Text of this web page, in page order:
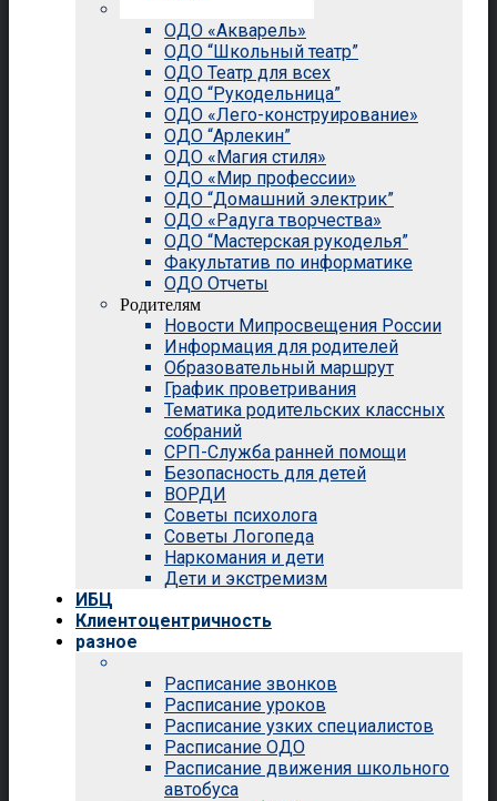
ОДО «Акварель»
ОДО “Школьный театр”
ОДО Театр для всех
ОДО “Рукодельница”
ОДО «Лего-конструирование»
ОДО “Арлекин”
ОДО «Магия стиля»
ОДО «Мир профессии»
ОДО “Домашний электрик”
ОДО «Радуга творчества»
ОДО “Мастерская рукоделья”
Факультатив по информатике
ОДО Отчеты
Родителям
Новости Мипросвещения России
Информация для родителей
Образовательный маршрут
График проветривания
Тематика родительских классных
собраний
СРП-Служба ранней помощи
Безопасность для детей
ВОРДИ
Советы психолога
Советы Логопеда
Наркомания и дети
Дети и экстремизм
ИБЦ
Клиентоцентричность
разное
Расписание звонков
Расписание уроков
Расписание узких специалистов
Расписание ОДО
Расписание движения школьного
автобуса